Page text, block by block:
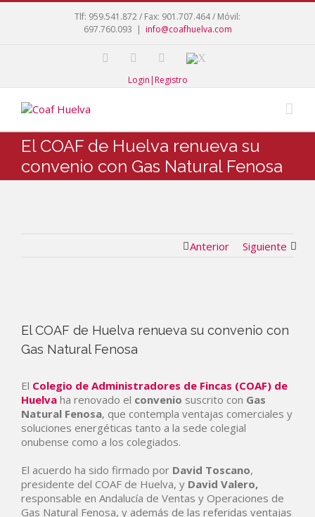
Tlf: 959.541.872 / Fax: 901.707.464 / Móvil:
697.760.093 | info@coafhuelva.com
Login|Registro
El COAF de Huelva renueva su
convenio con Gas Natural Fenosa
Anterior Siguiente
El COAF de Huelva renueva su convenio con
Gas Natural Fenosa
El Colegio de Administradores de Fincas (COAF) de
Huelva ha renovado el convenio suscrito con Gas
Natural Fenosa, que contempla ventajas comerciales y
soluciones energéticas tanto a la sede colegial
onubense como a los colegiados.
El acuerdo ha sido firmado por David Toscano,
presidente del COAF de Huelva, y David Valero,
responsable en Andalucía de Ventas y Operaciones de
Gas Natural Fenosa, y además de las referidas ventajas